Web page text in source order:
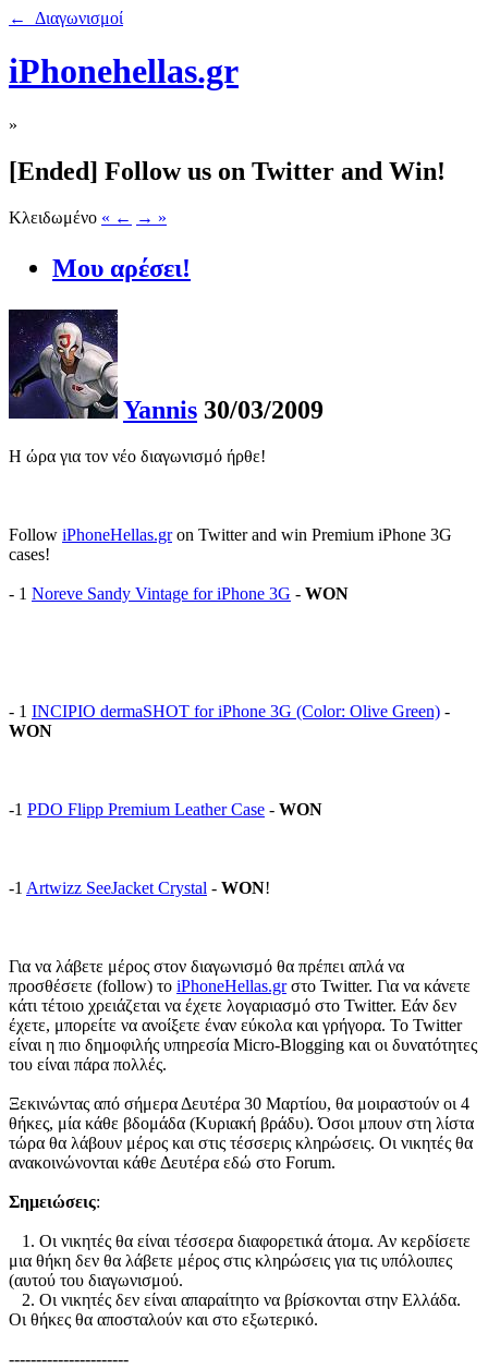
← Διαγωνισμοί
iPhonehellas.gr
»
[Ended] Follow us on Twitter and Win!
Κλειδωμένο « ← → »
Μου αρέσει!
Yannis 30/03/2009
Η ώρα για τον νέο διαγωνισμό ήρθε!
Follow iPhoneHellas.gron Twitter and win Premium iPhone 3G
cases!
- 1 Noreve Sandy Vintage for iPhone 3G - WON
- 1 INCIPIO dermaSHOT for iPhone 3G (Color: Olive Green) -
WON
-1 PDO Flipp Premium Leather Case - WON
-1 Artwizz SeeJacket Crystal - WON!
Για να λάβετε μέρος στον διαγωνισμό θα πρέπει απλά να
προσθέσετε (follow) το iPhoneHellas.grστο Twitter. Για να κάνετε
κάτι τέτοιο χρειάζεται να έχετε λογαριασμό στο Twitter. Εάν δεν
έχετε, μπορείτε να ανοίξετε έναν εύκολα και γρήγορα. Το Twitter
είναι η πιο δημοφιλής υπηρεσία Micro-Blogging και οι δυνατότητες
του είναι πάρα πολλές.
Ξεκινώντας από σήμερα Δευτέρα 30 Μαρτίου, θα μοιραστούν οι 4
θήκες, μία κάθε βδομάδα (Κυριακή βράδυ). Όσοι μπουν στη λίστα
τώρα θα λάβουν μέρος και στις τέσσερις κληρώσεις. Οι νικητές θα
ανακοινώνονται κάθε Δευτέρα εδώ στο Forum.
Σημειώσεις:
1. Οι νικητές θα είναι τέσσερα διαφορετικά άτομα. Αν κερδίσετε
μια θήκη δεν θα λάβετε μέρος στις κληρώσεις για τις υπόλοιπες
(αυτού του διαγωνισμού.
2. Οι νικητές δεν είναι απαραίτητο να βρίσκονται στην Ελλάδα.
Οι θήκες θα αποσταλούν και στο εξωτερικό.
----------------------